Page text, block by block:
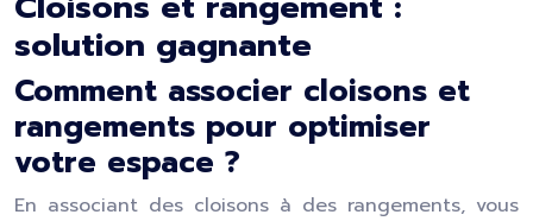
solution gagnante
Comment associer cloisons et
rangements pour optimiser
votre espace ?
En associant des cloisons à des rangements, vous